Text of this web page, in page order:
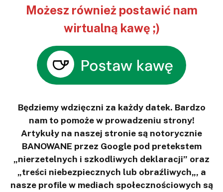
Możesz również postawić nam
wirtualną kawę ;)
Będziemy wdzięczni za każdy datek. Bardzo
nam to pomoże w prowadzeniu strony!
Artykuły na naszej stronie są notorycznie
BANOWANE przez Google pod pretekstem
„nierzetelnych i szkodliwych deklaracji” oraz
„treści niebezpiecznych lub obraźliwych„, a
nasze profile w mediach społecznościowych są